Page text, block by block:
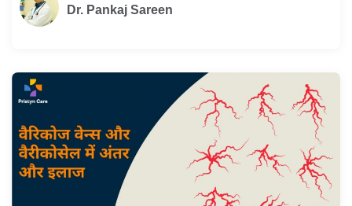
Dr. Pankaj Sareen